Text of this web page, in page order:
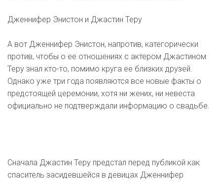
Дженнифер Энистон и Джастин Теру
А вот Дженнифер Энистон, напротив, категорически
против, чтобы о ее отношениях с актером Джастином
Теру знал кто-то, помимо круга ее близких друзей.
Однако уже три года появляются все новые факты о
предстоящей церемонии, хотя ни жених, ни невеста
официально не подтверждали информацию о свадьбе.
Сначала Джастин Теру предстал перед публикой как
спаситель засидевшейся в девицах Дженнифер